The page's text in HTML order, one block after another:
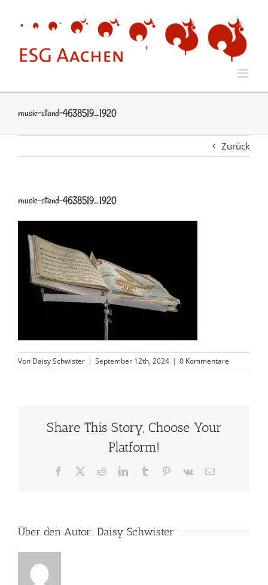
springen
music-stand-4638519_1920
Zurück
music-stand-4638519_1920
Von Daisy Schwister | September 12th, 2024 | 0 Kommentare
Share This Story, Choose Your
Platform!
Facebook RedditLinkedInTumblr Pinterest
Vk
E-
Über den Autor: Daisy Schwister